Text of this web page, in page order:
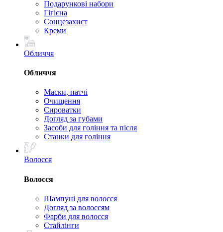
Подарункові набори
Гігієна
Сонцезахист
Креми
Обличчя
Обличчя
Маски, патчі
Очищення
Сироватки
Догляд за губами
Засоби для гоління та після
Станки для гоління
Волосся
Волосся
Шампуні для волосся
Догляд за волоссям
Фарби для волосся
Стайлінги